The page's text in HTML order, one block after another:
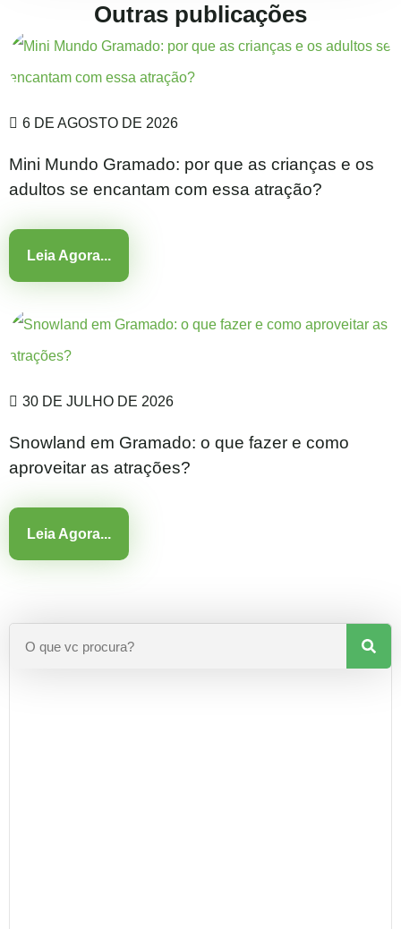
Outras publicações
6 DE AGOSTO DE 2026
Mini Mundo Gramado: por que as crianças e os
adultos se encantam com essa atração?
Leia Agora...
30 DE JULHO DE 2026
Snowland em Gramado: o que fazer e como
aproveitar as atrações?
Leia Agora...